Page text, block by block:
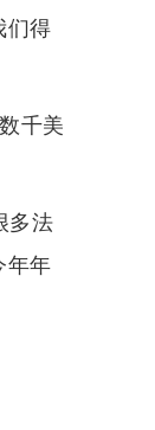
们得
千美
多法
年年